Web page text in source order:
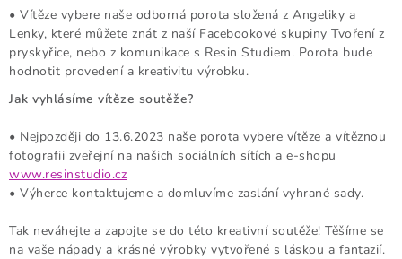
• Vítěze vybere naše odborná porota složená z Angeliky a
Lenky, které můžete znát z naší Facebookové skupiny Tvoření z
pryskyřice, nebo z komunikace s Resin Studiem. Porota bude
hodnotit provedení a kreativitu výrobku.
Jak vyhlásíme vítěze soutěže?
• Nejpozději do 13.6.2023 naše porota vybere vítěze a vítěznou
fotografii zveřejní na našich sociálních sítích a e-shopu
www.resinstudio.cz
• Výherce kontaktujeme a domluvíme zaslání vyhrané sady.
Tak neváhejte a zapojte se do této kreativní soutěže! Těšíme se
na vaše nápady a krásné výrobky vytvořené s láskou a fantazií.